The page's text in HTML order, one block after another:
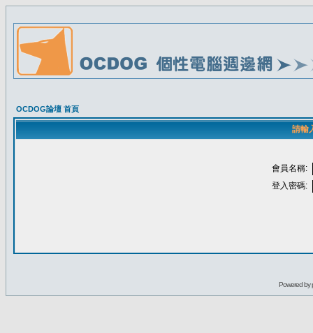
OCDOG論壇 首頁
請輸
會員名稱:
登入密碼:
Powered by